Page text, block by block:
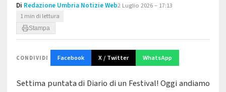
Di Redazione Umbria Notizie Web2 Luglio 2026 – 17:13
1 min di lettura
Stampa
CONDIVIDI Facebook X / Twitter WhatsApp
Settima puntata di Diario di un Festival! Oggi andiamo